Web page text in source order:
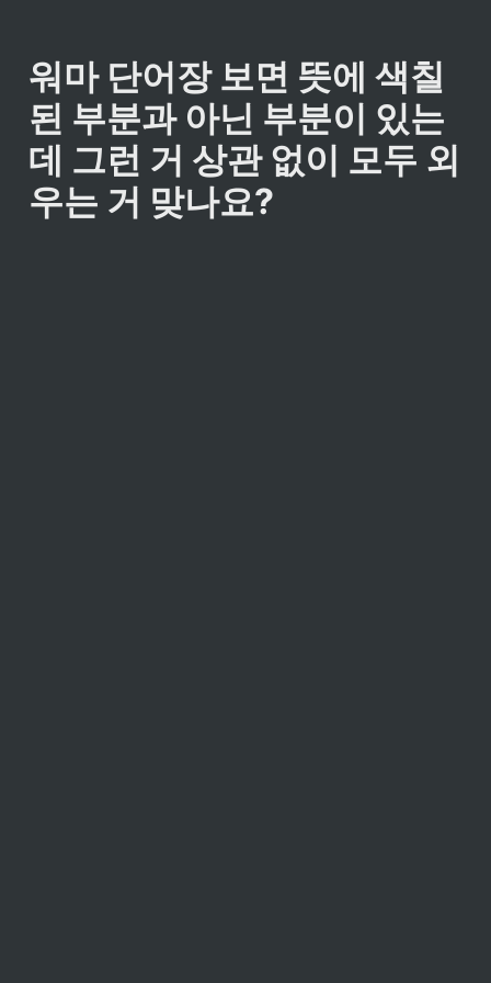
워마 단어장 보면 뜻에 색칠
된 부분과 아닌 부분이 있는
데 그런 거 상관 없이 모두 외
우는 거 맞나요?